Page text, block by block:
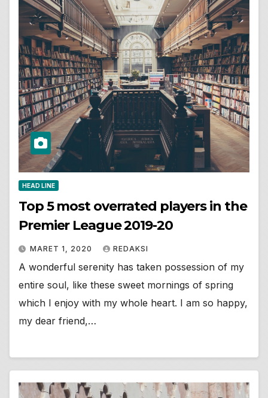
HEAD LINE
Top 5 most overrated players in the
Premier League 2019-20
MARET 1, 2020 REDAKSI
A wonderful serenity has taken possession of my
entire soul, like these sweet mornings of spring
which I enjoy with my whole heart. I am so happy,
my dear friend,…